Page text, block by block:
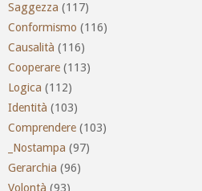
Saggezza (117)
Conformismo (116)
Causalità (116)
Cooperare (113)
Logica (112)
Identità (103)
Comprendere (103)
_Nostampa (97)
Gerarchia (96)
Volontà (93)